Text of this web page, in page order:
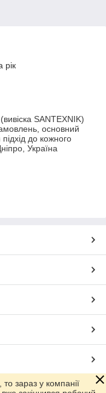
рік
SANTEXNIK)
основний
до кожного
Україна
зараз у компанії